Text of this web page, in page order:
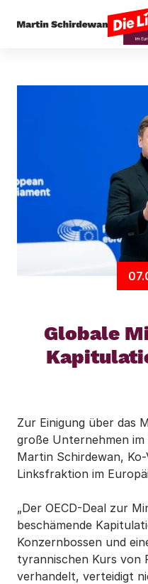
Globale
Zur Einigung über das
große Unternehmen im
Martin Schirdewan,
Linksfraktion im
„Der OECD-Deal zur
beschämende
Konzernbossen und
tyrannischen Kurs von
verhandelt, verteidigt